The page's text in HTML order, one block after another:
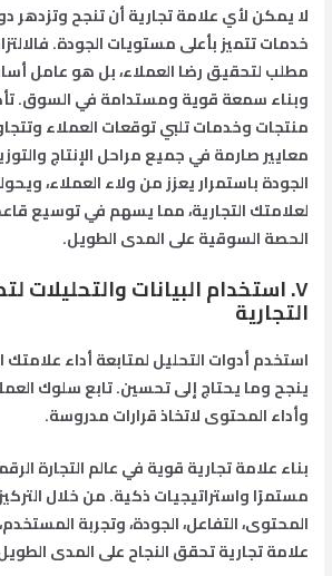
لا يمكن لأي علامة تجارية أن تنجح وتزدهر
خدمات تتميز بأعلى مستويات الجودة.
مطلب لتحقيق رضا العملاء، بل هو عامل
وبناء سمعة قوية ومستدامة في السوق.
منتجات وخدمات تلبي توقعات العملاء
معايير صارمة في جميع مراحل الإنتاج
الجودة باستمرار يعزز من ولاء العملاء،
لعلامتك التجارية، مما يسهم في توسيع
الحصة السوقية على المدى الطويل.
٧. استخدام البيانات والتحليلات
التجارية
استخدم أدوات التحليل لمتابعة أداء علامتك
ينجح وما يحتاج إلى تحسين. تابع سلوك
وأداء المحتوى لاتخاذ قرارات مدروسة.
بناء علامة تجارية قوية في عالم التجارة
مستمرًا واستراتيجيات ذكية. من خلال
المحتوى، التفاعل، الجودة، وتجربة
علامة تجارية تحقق النجاح على المدى